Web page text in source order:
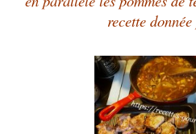
recette